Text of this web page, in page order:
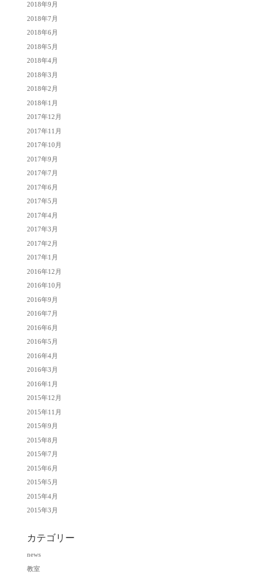
2018年9月
2018年7月
2018年6月
2018年5月
2018年4月
2018年3月
2018年2月
2018年1月
2017年12月
2017年11月
2017年10月
2017年9月
2017年7月
2017年6月
2017年5月
2017年4月
2017年3月
2017年2月
2017年1月
2016年12月
2016年10月
2016年9月
2016年7月
2016年6月
2016年5月
2016年4月
2016年3月
2016年1月
2015年12月
2015年11月
2015年9月
2015年8月
2015年7月
2015年6月
2015年5月
2015年4月
2015年3月
カテゴリー
news
教室